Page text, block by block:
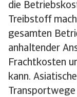
die
Treibstoff
gesamten
anhaltender
Frachtkosten
kann.